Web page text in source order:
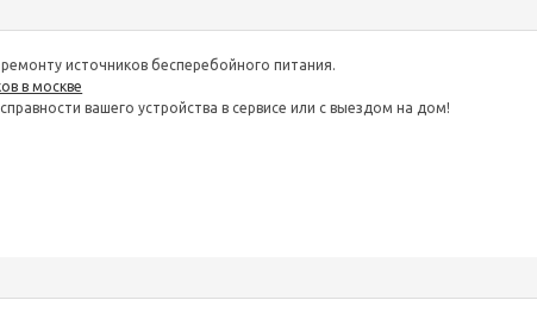
источников бесперебойного питания.
в москве
вашего устройства в сервисе или с выездом на дом!